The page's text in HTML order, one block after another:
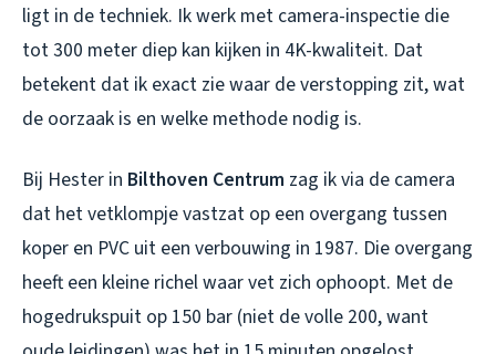
ligt in de techniek. Ik werk met camera-inspectie die
tot 300 meter diep kan kijken in 4K-kwaliteit. Dat
betekent dat ik exact zie waar de verstopping zit, wat
de oorzaak is en welke methode nodig is.
Bij Hester in Bilthoven Centrum zag ik via de camera
dat het vetklompje vastzat op een overgang tussen
koper en PVC uit een verbouwing in 1987. Die overgang
heeft een kleine richel waar vet zich ophoopt. Met de
hogedrukspuit op 150 bar (niet de volle 200, want